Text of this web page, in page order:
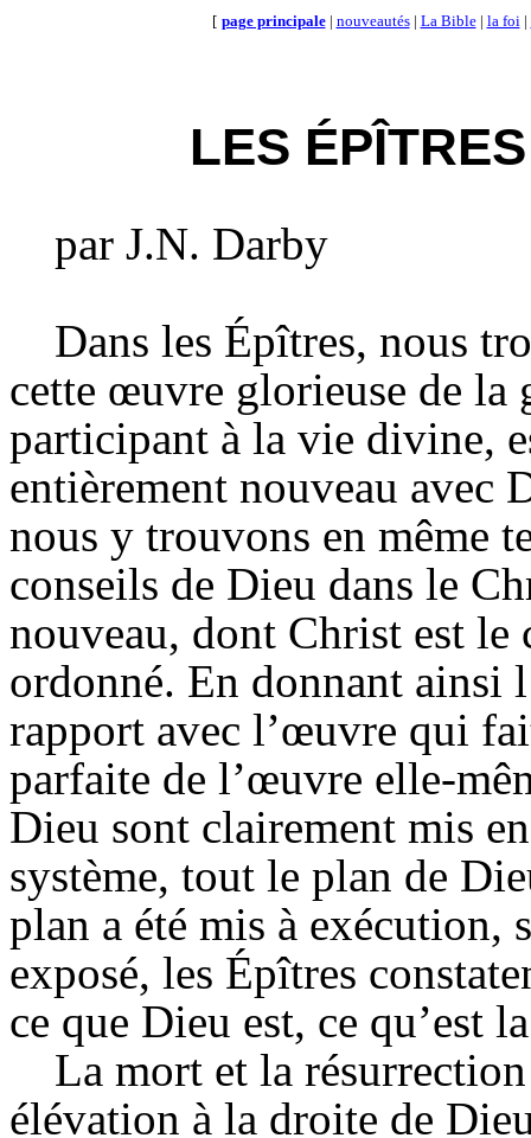
[ page principale| nouveautés| La Bible| la foi|
LES
par J.N. Darby
Dans les Épîtres, nous
cette œuvre glorieuse de la
participant à la vie divine,
entièrement nouveau avec
nous y trouvons en même
conseils de Dieu dans le
nouveau, dont Christ est le
ordonné. En donnant ainsi
rapport avec l’œuvre qui
parfaite de l’œuvre elle-
Dieu sont clairement mis
système, tout le plan de
plan a été mis à exécution,
exposé, les Épîtres
ce que Dieu est, ce qu’est
La mort et la
élévation à la droite de